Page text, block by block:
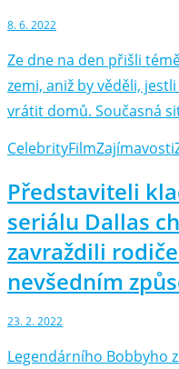
8. 6. 2022
Ze dne na den přišli
zemi, aniž by věděli,
vrátit domů. Současná
CelebrityFilmZajímavosti
Představiteli
seriálu Dallas
zavraždili
nevšedním
23. 2. 2022
Legendárního Bobbyho